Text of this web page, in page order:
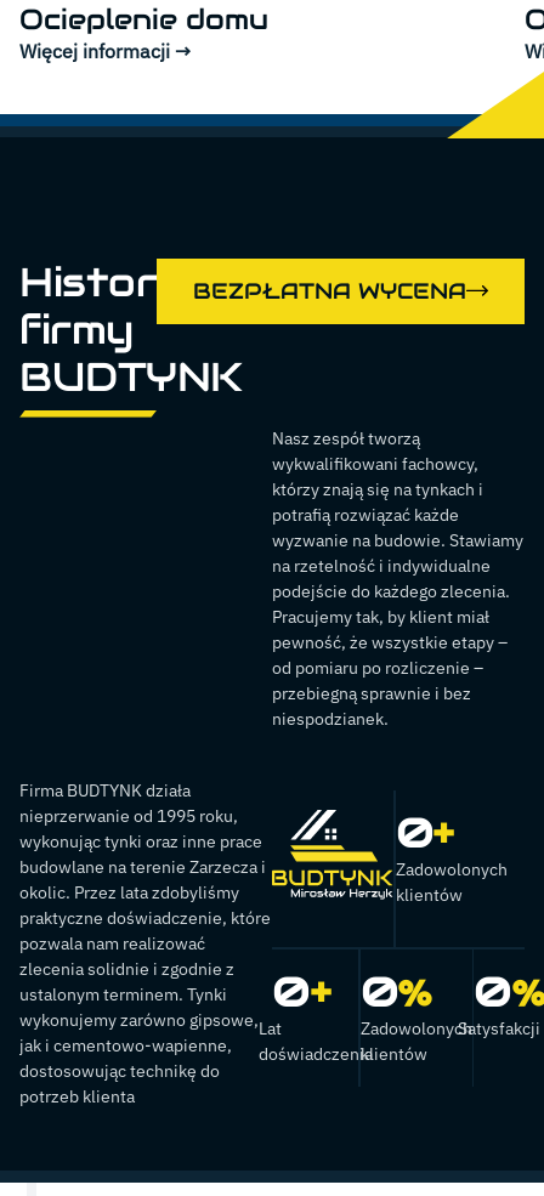
Ocieplenie domu
Więcej informacji →
Historia
firmy
BUDTYNK
BEZPŁATNA WYCENA
Firma BUDTYNK działa
nieprzerwanie od 1995 roku,
wykonując tynki oraz inne prace
budowlane na terenie Zarzecza i
okolic. Przez lata zdobyliśmy
praktyczne doświadczenie, które
pozwala nam realizować
zlecenia solidnie i zgodnie z
ustalonym terminem. Tynki
wykonujemy zarówno gipsowe,
jak i cementowo-wapienne,
dostosowując technikę do
potrzeb klienta
Nasz zespół tworzą
wykwalifikowani fachowcy,
którzy znają się na tynkach i
potrafią rozwiązać każde
wyzwanie na budowie. Stawiamy
na rzetelność i indywidualne
podejście do każdego zlecenia.
Pracujemy tak, by klient miał
pewność, że wszystkie etapy –
od pomiaru po rozliczenie –
przebiegną sprawnie i bez
niespodzianek.
Zadowolonych
klientów
0+
Lat
doświadczenia
0+
Zadowolonych
klientów
0%
Satysfakcji
0